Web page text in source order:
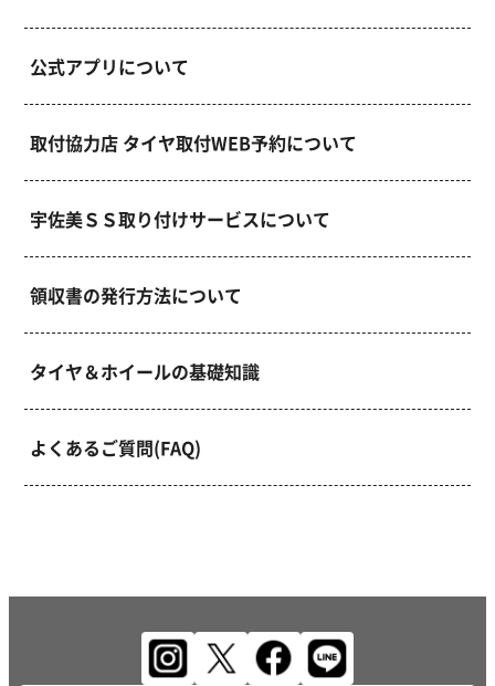
公式アプリについて
取付協力店 タイヤ取付WEB予約について
宇佐美ＳＳ取り付けサービスについて
領収書の発行方法について
タイヤ＆ホイールの基礎知識
よくあるご質問(FAQ)